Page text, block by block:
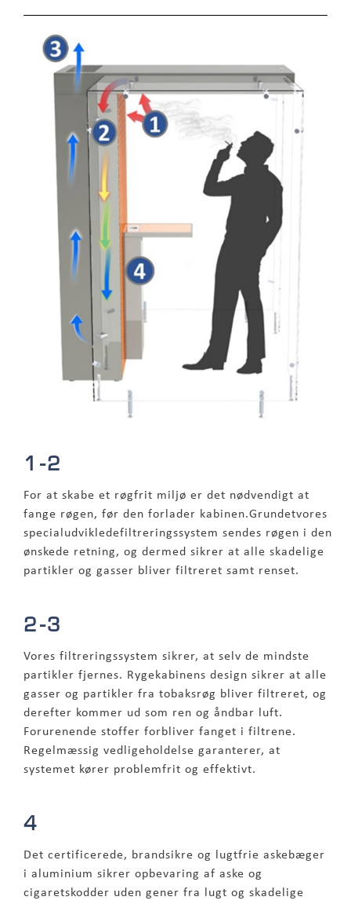
1-2
For at skabe et røgfrit miljø er det nødvendigt at
fange røgen, før den forlader kabinen.Grundetvores
specialudvikledefiltreringssystem sendes røgen i den
ønskede retning, og dermed sikrer at alle skadelige
partikler og gasser bliver filtreret samt renset.
2-3
Vores filtreringssystem sikrer, at selv de mindste
partikler fjernes. Rygekabinens design sikrer at alle
gasser og partikler fra tobaksrøg bliver filtreret, og
derefter kommer ud som ren og åndbar luft.
Forurenende stoffer forbliver fanget i filtrene.
Regelmæssig vedligeholdelse garanterer, at
systemet kører problemfrit og effektivt.
4
Det certificerede, brandsikre og lugtfrie askebæger
i aluminium sikrer opbevaring af aske og
cigaretskodder uden gener fra lugt og skadelige